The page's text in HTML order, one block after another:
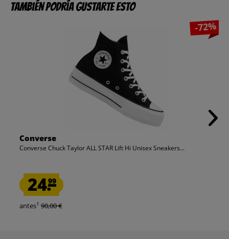
También podría gustarte esto
-72%
Converse
Converse Chuck Taylor ALL STAR Lift Hi Unisex Sneakers...
24.99
antes1 90,00 €